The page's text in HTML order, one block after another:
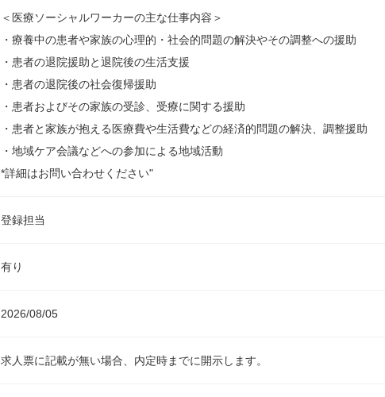
＜医療ソーシャルワーカーの主な仕事内容＞
・療養中の患者や家族の心理的・社会的問題の解決やその調整への援助
・患者の退院援助と退院後の生活支援
・患者の退院後の社会復帰援助
・患者およびその家族の受診、受療に関する援助
・患者と家族が抱える医療費や生活費などの経済的問題の解決、調整援助
・地域ケア会議などへの参加による地域活動
*詳細はお問い合わせください"
登録担当
有り
2026/08/05
求人票に記載が無い場合、内定時までに開示します。